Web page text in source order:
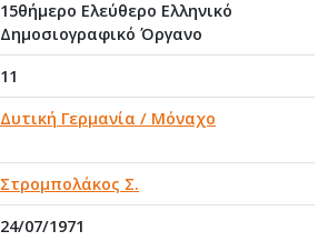
15θήμερο Ελεύθερο Ελληνικό
Δημοσιογραφικό Όργανο
11
Δυτική Γερμανία / Μόναχο
Στρομπολάκος Σ.
24/07/1971